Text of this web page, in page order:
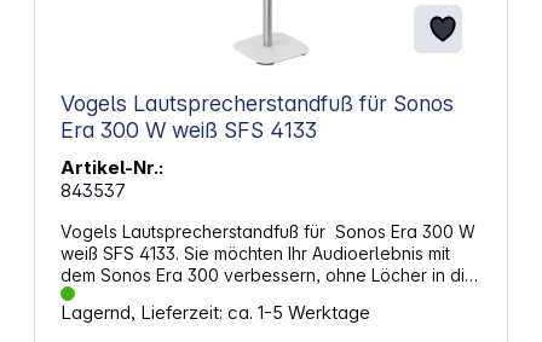
Vogels Lautsprecherstandfuß für Sonos
Era 300 W weiß SFS 4133
Artikel-Nr.:
843537
Vogels Lautsprecherstandfuß für Sonos Era 300 W
weiß SFS 4133. Sie möchten Ihr Audioerlebnis mit
dem Sonos Era 300 verbessern, ohne Löcher in die
Wand zu bohren? Der Lautsprecherständer für
Sonos Era 300-Lautsprecher von Vogel's ist die
Lagernd, Lieferzeit: ca. 1-5 Werktage